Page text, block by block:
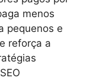
menos
pequenos e
reforça a